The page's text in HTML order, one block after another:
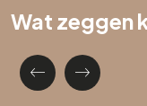
Wat zeggen